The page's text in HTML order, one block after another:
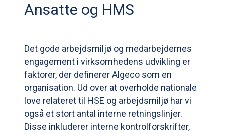
Ansatte og HMS
Det gode arbejdsmiljø og medarbejdernes
engagement i virksomhedens udvikling er
faktorer, der definerer Algeco som en
organisation. Ud over at overholde nationale
love relateret til HSE og arbejdsmiljø har vi
også et stort antal interne retningslinjer.
Disse inkluderer interne kontrolforskrifter,